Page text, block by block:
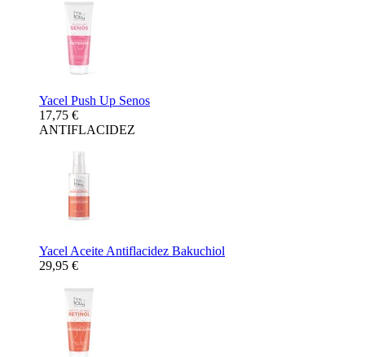
Yacel Push Up Senos
17,75 €
ANTIFLACIDEZ
Yacel Aceite Antiflacidez Bakuchiol
29,95 €